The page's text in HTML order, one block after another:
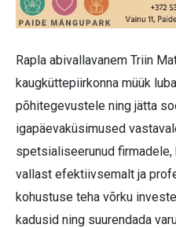
Rapla abivallavanem Triin
kaugküttepiirkonna müük
põhitegevustele ning jätta
igapäevaküsimused
spetsialiseerunud
vallast efektiivsemalt ja
kohustuse teha võrku
kadusid ning suurendada